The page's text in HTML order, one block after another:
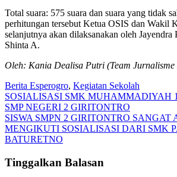
Total suara: 575 suara dan suara yang tidak
perhitungan tersebut Ketua OSIS dan Wakil
selanjutnya akan dilaksanakan oleh
Shinta A.
Oleh: Kania Dealisa Putri (Team
Berita Esperogro, Kegiatan Sekolah
Navigasi
pos
SOSIALISASI SMK MUHAMMADIYAH
SMP NEGERI 2 GIRITONTRO
SISWA SMPN 2 GIRITONTRO SANGAT
MENGIKUTI SOSIALISASI DARI SMK
BATURETNO
Tinggalkan Balasan